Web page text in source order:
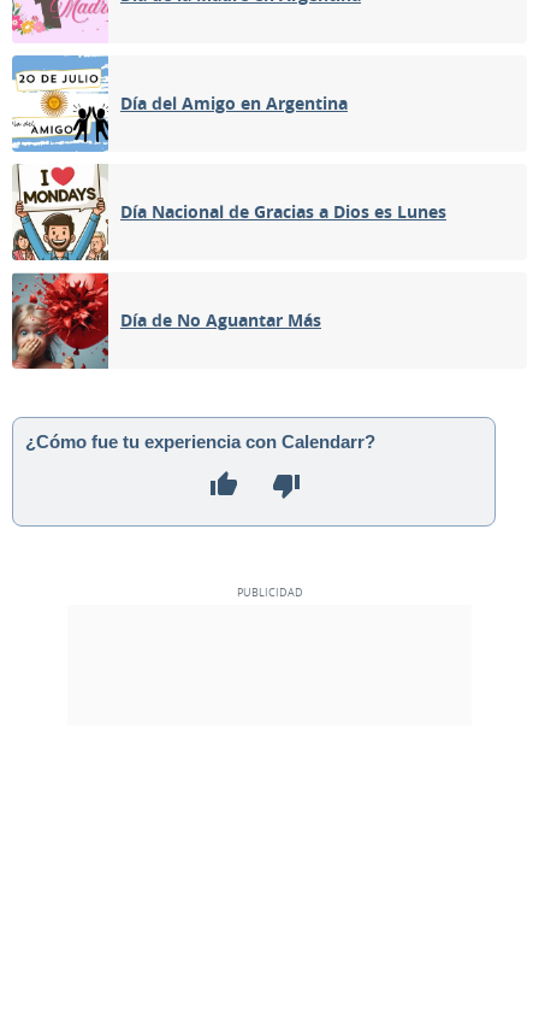
Día del Amigo en Argentina
Día Nacional de Gracias a Dios es Lunes
Día de No Aguantar Más
¿Cómo fue tu experiencia con Calendarr?